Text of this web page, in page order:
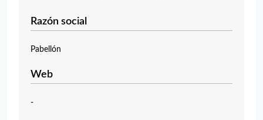
Razón social
Pabellón
Web
-